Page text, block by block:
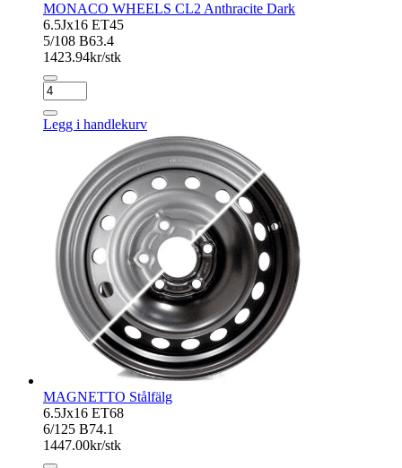
MONACO WHEELS CL2 Anthracite Dark
6.5Jx16 ET45
5/108 B63.4
1423.94kr/stk
MONACO
WHEELS
CL2
Anthracite
Legg i handlekurv
MAGNETTO Stålfälg
6.5Jx16 ET68
6/125 B74.1
1447.00kr/stk